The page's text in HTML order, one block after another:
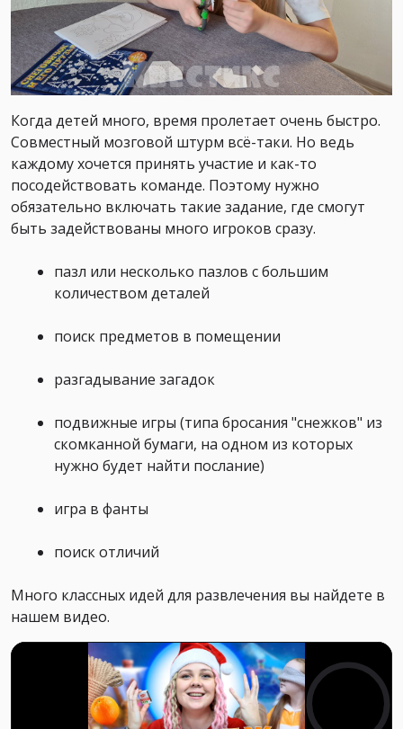
Когда детей много, время пролетает очень быстро.
Совместный мозговой штурм всё-таки. Но ведь
каждому хочется принять участие и как-то
посодействовать команде. Поэтому нужно
обязательно включать такие задание, где смогут
быть задействованы много игроков сразу.
пазл или несколько пазлов с большим
количеством деталей
поиск предметов в помещении
разгадывание загадок
подвижные игры (типа бросания "снежков" из
скомканной бумаги, на одном из которых
нужно будет найти послание)
игра в фанты
поиск отличий
Много классных идей для развлечения вы найдете в
нашем видео.